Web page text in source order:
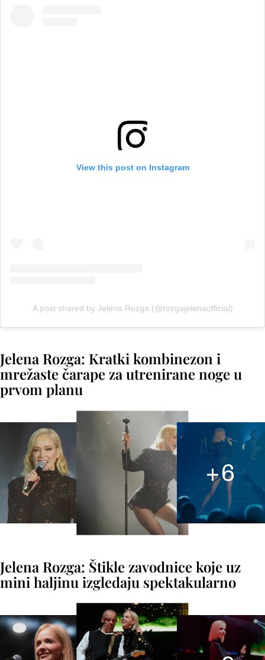
View this post on Instagram
A post shared by Jelena Rozga (@rozgajelenaofficial)
Jelena Rozga: Kratki kombinezon i
mrežaste čarape za utrenirane noge u
prvom planu
+6
Jelena Rozga: Štikle zavodnice koje uz
mini haljinu izgledaju spektakularno